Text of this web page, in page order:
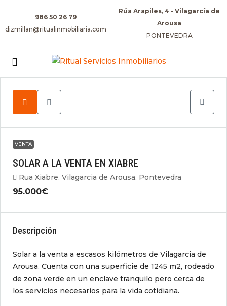
986 50 26 79
dizmillan@ritualinmobiliaria.com
Rúa Arapiles, 4 - Vilagarcía de
Arousa
PONTEVEDRA
VENTA
SOLAR A LA VENTA EN XIABRE
Rua Xiabre. Vilagarcia de Arousa. Pontevedra
95.000€
Descripción
Solar a la venta a escasos kilómetros de Vilagarcia de
Arousa. Cuenta con una superficie de 1245 m2, rodeado
de zona verde en un enclave tranquilo pero cerca de
los servicios necesarios para la vida cotidiana.